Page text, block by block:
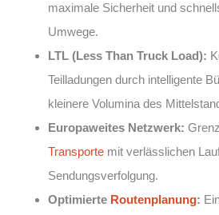
maximale Sicherheit und
Umwege.
LTL (Less Than Truck Load):
Teilladungen durch intelligente
kleinere Volumina des
Europaweites Netzwerk:
Transporte mit verlässlichen
Sendungsverfolgung.
Optimierte Routenplanung: